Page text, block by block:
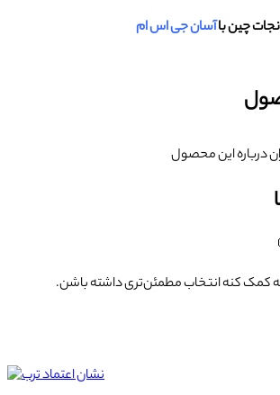
چین باآسان جی اس ام
درباره این محصول
کمک کنه انتخاب مطمئن‌تری داشته باشن.